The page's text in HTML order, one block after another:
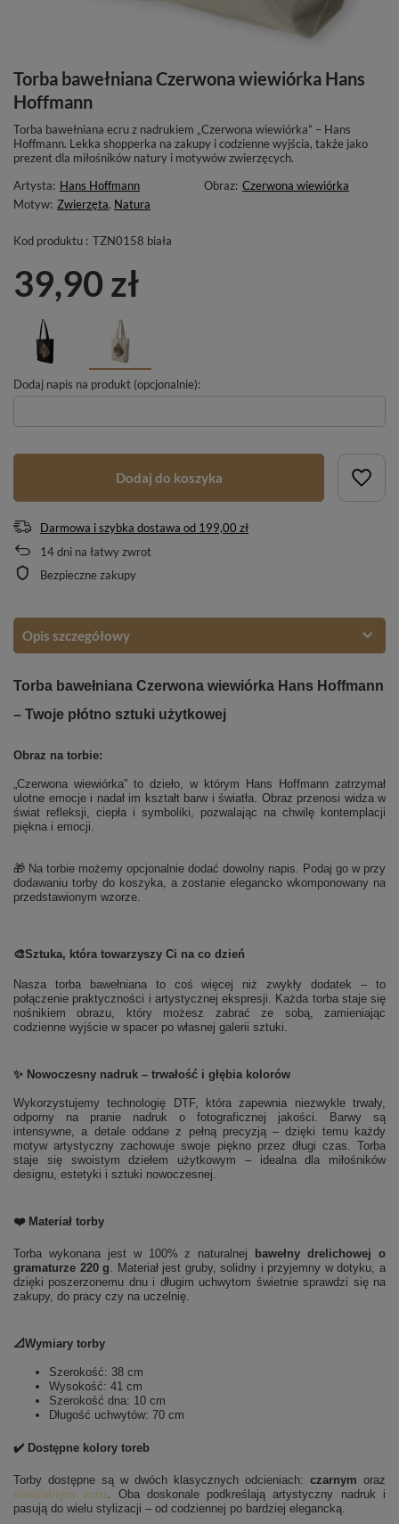
Torba bawełniana Czerwona wiewiórka Hans
Hoffmann
Torba bawełniana ecru z nadrukiem „Czerwona wiewiórka” – Hans
Hoffmann. Lekka shopperka na zakupy i codzienne wyjścia, także jako
prezent dla miłośników natury i motywów zwierzęcych.
Artysta: Hans Hoffmann Obraz: Czerwona wiewiórka
Motyw: Zwierzęta, Natura
Kod produktu : TZN0158 biała
39,90 zł
Dodaj napis na produkt (opcjonalnie):
Dodaj do koszyka
Darmowa i szybka dostawa od 199,00 zł
14dni na łatwy zwrot
Bezpieczne zakupy
Opis szczegółowy
Torba bawełniana Czerwona wiewiórka Hans Hoffmann
– Twoje płótno sztuki użytkowej
Obraz na torbie:
„Czerwona wiewiórka” to dzieło, w którym Hans Hoffmann zatrzymał
ulotne emocje i nadał im kształt barw i światła. Obraz przenosi widza w
świat refleksji, ciepła i symboliki, pozwalając na chwilę kontemplacji
piękna i emocji.
🎁 Na torbie możemy opcjonalnie dodać dowolny napis. Podaj go w przy
dodawaniu torby do koszyka, a zostanie elegancko wkomponowany na
przedstawionym wzorze.
🎨Sztuka, która towarzyszy Ci na co dzień
Nasza torba bawełniana to coś więcej niż zwykły dodatek – to
połączenie praktyczności i artystycznej ekspresji. Każda torba staje się
nośnikiem obrazu, który możesz zabrać ze sobą, zamieniając
codzienne wyjście w spacer po własnej galerii sztuki.
✨ Nowoczesny nadruk – trwałość i głębia kolorów
Wykorzystujemy technologię DTF, która zapewnia niezwykle trwały,
odporny na pranie nadruk o fotograficznej jakości. Barwy są
intensywne, a detale oddane z pełną precyzją – dzięki temu każdy
motyw artystyczny zachowuje swoje piękno przez długi czas. Torba
staje się swoistym dziełem użytkowym – idealna dla miłośników
designu, estetyki i sztuki nowoczesnej.
❤️ Materiał torby
Torba wykonana jest w 100% z naturalnej bawełny drelichowej o
gramaturze 220 g . Materiał jest gruby, solidny i przyjemny w dotyku, a
dzięki poszerzonemu dnu i długim uchwytom świetnie sprawdzi się na
zakupy, do pracy czy na uczelnię.
📐Wymiary torby
Szerokość: 38 cm
Wysokość: 41 cm
Szerokość dna: 10 cm
Długość uchwytów: 70 cm
✔️ Dostępne kolory toreb
Torby dostępne są w dwóch klasycznych odcieniach: czarnym oraz
naturalnym ecru . Oba doskonale podkreślają artystyczny nadruk i
pasują do wielu stylizacji – od codziennej po bardziej elegancką.